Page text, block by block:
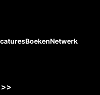
BoekenNetwerk